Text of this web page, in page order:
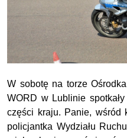
W sobotę na torze
WORD w Lublinie
części kraju. Panie, wśród
policjantka Wydziału